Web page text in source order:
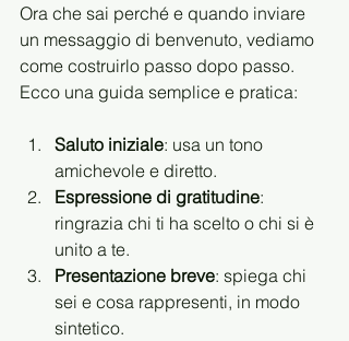
Ora che sai perché e quando inviare
un messaggio di benvenuto, vediamo
come costruirlo passo dopo passo.
Ecco una guida semplice e pratica:
Saluto iniziale: usa un tono
amichevole e diretto.
Espressione di gratitudine:
ringrazia chi ti ha scelto o chi si è
unito a te.
Presentazione breve: spiega chi
sei e cosa rappresenti, in modo
sintetico.